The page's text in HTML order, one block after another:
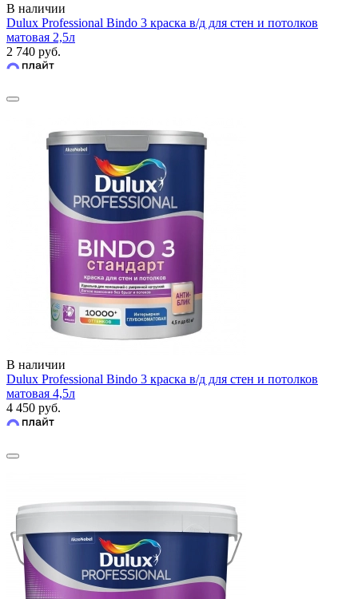
В наличии
Dulux Professional Bindo 3 краска в/д для стен и потолков
матовая 2,5л
2 740 руб.
В наличии
Dulux Professional Bindo 3 краска в/д для стен и потолков
матовая 4,5л
4 450 руб.